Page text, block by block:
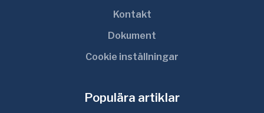
Kontakt
Dokument
Cookie inställningar
Populära artiklar